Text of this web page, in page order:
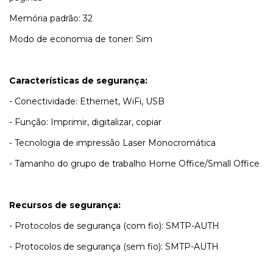
Memória padrão: 32
Modo de economia de toner: Sim
Características de segurança:
- Conectividade: Ethernet, WiFi, USB
- Função: Imprimir, digitalizar, copiar
- Tecnologia de impressão Laser Monocromática
- Tamanho do grupo de trabalho Home Office/Small Office
Recursos de segurança:
- Protocolos de segurança (com fio): SMTP-AUTH
- Protocolos de segurança (sem fio): SMTP-AUTH